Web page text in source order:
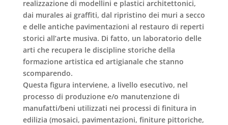
realizzazione di modellini e plastici architettonici,
dai murales ai graffiti, dal ripristino dei muri a secco
e delle antiche pavimentazioni al restauro di reperti
storici all’arte musiva. Di fatto, un laboratorio delle
arti che recupera le discipline storiche della
formazione artistica ed artigianale che stanno
scomparendo.
Questa figura interviene, a livello esecutivo, nel
processo di produzione e/o manutenzione di
manufatti/beni utilizzati nei processi di finitura in
edilizia (mosaici, pavimentazioni, finiture pittoriche,